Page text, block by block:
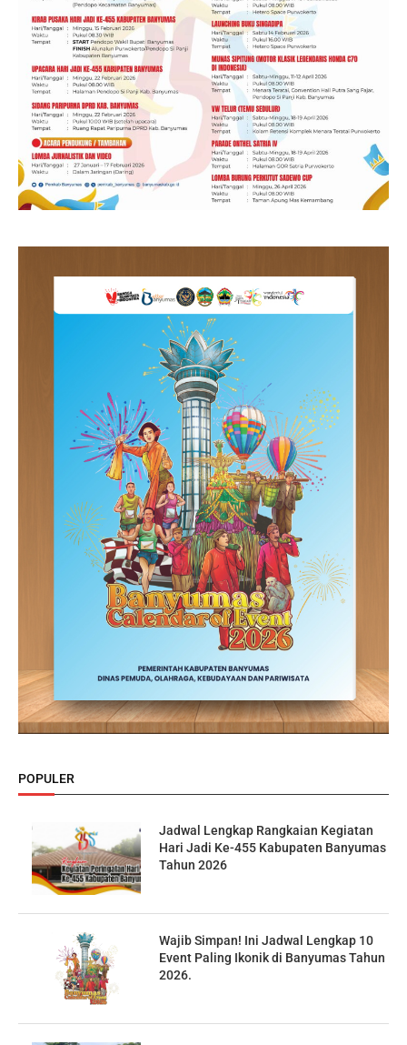
POPULER
Jadwal Lengkap Rangkaian Kegiatan
Hari Jadi Ke-455 Kabupaten Banyumas
Tahun 2026
Wajib Simpan! Ini Jadwal Lengkap 10
Event Paling Ikonik di Banyumas Tahun
2026.